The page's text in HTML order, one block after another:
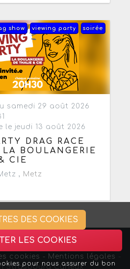
soirée
viewing party
show
samedi 29 août 2026
le jeudi 13 août 2026
DRAG RACE
BOULANGERIE
CIE
, Metz
cookies - Mentions légales
Strasbourg Curieux
DES COOKIES
LES COOKIES
pour nous assurer du bon